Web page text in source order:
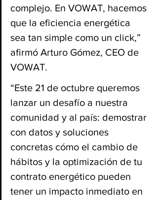
complejo. En VOWAT, hacemos
que la eficiencia energética
sea tan simple como un click,”
afirmó Arturo Gómez, CEO de
VOWAT.
“Este 21 de octubre queremos
lanzar un desafío a nuestra
comunidad y al país: demostrar
con datos y soluciones
concretas cómo el cambio de
hábitos y la optimización de tu
contrato energético pueden
tener un impacto inmediato en